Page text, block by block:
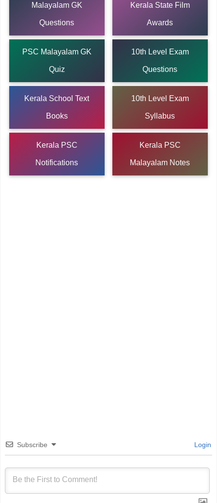
Malayalam GK
Questions
Kerala State Film
Awards
PSC Malayalam GK
Quiz
10th Level Exam
Questions
Kerala School Text
Books
10th Level Exam
Syllabus
Kerala PSC
Notifications
Kerala PSC
Malayalam Notes
Subscribe Login